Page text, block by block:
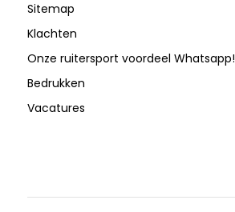
Sitemap
Klachten
Onze ruitersport voordeel Whatsapp!
Bedrukken
Vacatures